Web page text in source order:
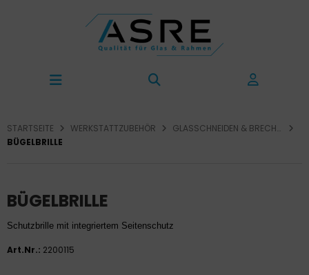
STARTSEITE WERKSTATTZUBEHÖR
GLASSCHNEIDEN & BRECHEN
BÜGELBRILLE
BÜGELBRILLE
Schutzbrille mit integriertem Seitenschutz
Art.Nr.: 2200115